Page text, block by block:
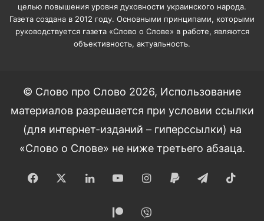
целью повышения уровня духовности украинского народа.
Газета создана в 2012 году. Основными принципами, которыми
руководствуется газета «Слово о Слове» в работе, являются
объективность, актуальность.
© Слово про Слово 2026, Использование
материалов разрешается при условии ссылки
(для интернет-изданий – гиперссылки) на
«Слово о Слове» не ниже третьего абзаца.
Facebook LinkedInYouTubeInstagram
Paypal Telegram
Patreon